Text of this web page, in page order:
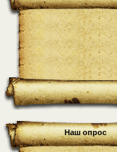
Наш опрос